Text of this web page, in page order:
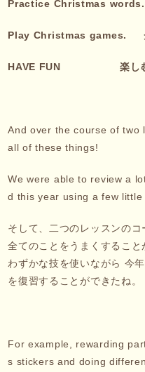
Practice Christmas words.
Play Christmas games.
HAVE FUN楽し
And over the course of two
all of these things!
We were able to review a
d this year using a few little
そして、二つのレッスンの
全てのことをうまくするこ
わずかな技を使いながら 今
を復習することができたね。
For example, rewarding
s stickers and doing